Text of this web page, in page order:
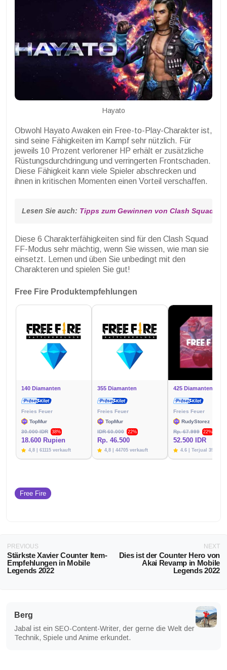
Hayato
Obwohl Hayato Awaken ein Free-to-Play-Charakter ist,
sind seine Fähigkeiten im Kampf sehr nützlich. Für
jeweils 10 Prozent verlorener HP erhält er zusätzliche
Rüstungsdurchdringung und verringerten Frontschaden.
Diese Fähigkeit kann viele Spieler abschrecken und
ihnen in kritischen Momenten einen Vorteil verschaffen.
Lesen Sie auch: Tipps zum Gewinnen von Clash Squad
Diese 6 Charakterfähigkeiten sind für den Clash Squad
FF-Modus sehr mächtig, wenn Sie wissen, wie man sie
einsetzt. Lernen und üben Sie unbedingt mit den
Charakteren und spielen Sie gut!
Free Fire Produktempfehlungen
140 Diamanten
Freies Feuer
TopMur
30.000 IDR
38%
18.600 Rupien
4,8 | 61115 verkauft
355 Diamanten
Freies Feuer
TopMur
IDR 60.000
22%
Rp. 46.500
4,8 | 44705 verkauft
425 Diamanten
Freies Feuer
RudyStorez
Rp. 67.999
22%
52.500 IDR
4.6 | Terjual 39787
Free Fire
PREVIOUS
Stärkste Xavier Counter Item-
Empfehlungen in Mobile
Legends 2022
NEXT
Dies ist der Counter Hero von
Akai Revamp in Mobile
Legends 2022
Berg
Jabal ist ein SEO-Content-Writer, der gerne die Welt der
Technik, Spiele und Anime erkundet.